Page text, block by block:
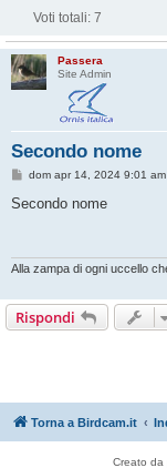
Voti totali: 7
Passera
Site Admin
Secondo nome
M
s
i
dom apr 14, 2024 9:01 am
Secondo nome
Alla zampa di ogni uccello
Rispondi
Torna a Birdcam.it
Creato da